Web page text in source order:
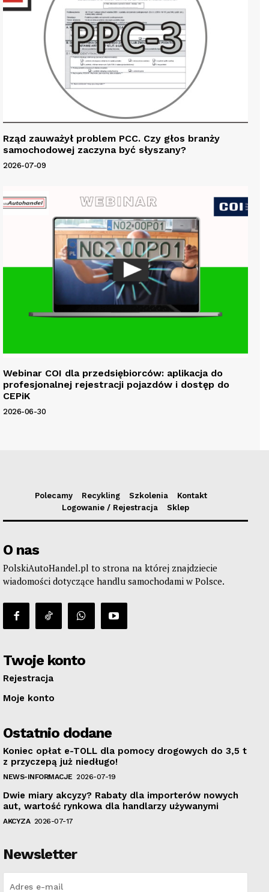
Rząd zauważył problem PCC. Czy głos branży
samochodowej zaczyna być słyszany?
2026-07-09
Webinar COI dla przedsiębiorców: aplikacja do
profesjonalnej rejestracji pojazdów i dostęp do
CEPiK
2026-06-30
Polecamy Recykling Szkolenia
Kontakt
Logowanie / Rejestracja
Sklep
O nas
PolskiAutoHandel.pl to strona na której znajdziecie
wiadomości dotyczące handlu samochodami w Polsce.
Twoje konto
Rejestracja
Moje konto
Ostatnio dodane
Koniec opłat e-TOLL dla pomocy drogowych do 3,5 t
z przyczepą już niedługo!
NEWS-INFORMACJE 2026-07-19
Dwie miary akcyzy? Rabaty dla importerów nowych
aut, wartość rynkowa dla handlarzy używanymi
AKCYZA 2026-07-17
Newsletter